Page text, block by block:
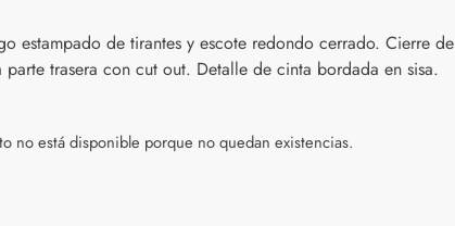
estampado de tirantes y escote redondo cerrado. Cierre de
parte trasera con cut out. Detalle de cinta bordada en sisa.
no está disponible porque no quedan existencias.